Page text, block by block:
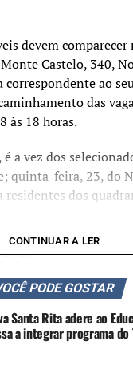
devem
Castelo, 340,
correspondente ao
das
às 18 horas.
a vez dos
quinta-feira, 23, do
residentes dos
os seguintes
da criança;
laudo médico
e comprovante de
CONTINUAR A LER
PODE GOSTAR
Santa Rita adere ao
a integrar programa do